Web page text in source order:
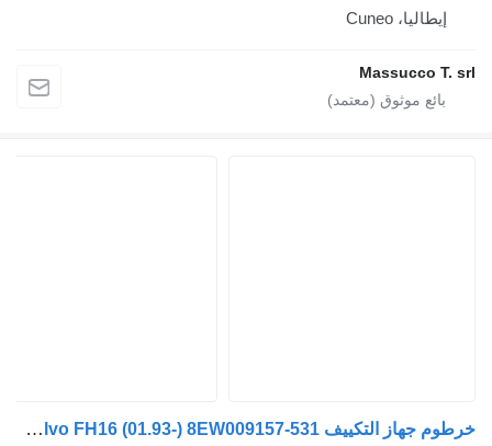
إيطاليا، Cuneo
Massucco T.
خرطوم جهاز التكييف Volvo FH16 (01.93-) 8EW009157-531 لـ السيارات القاطرة Volvo FH12, FH16, NH12, FH, VNL780 (1993-2014)